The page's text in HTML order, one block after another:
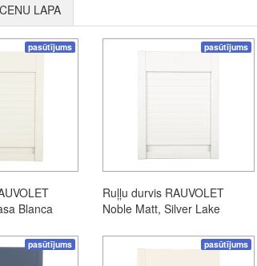
CENU LAPA
pasūtījums
Blanca
pasūtījums
Ruļļu durvis RAUVOLET
Noble Matt, Silver Lake
pasūtījums pasūtījums